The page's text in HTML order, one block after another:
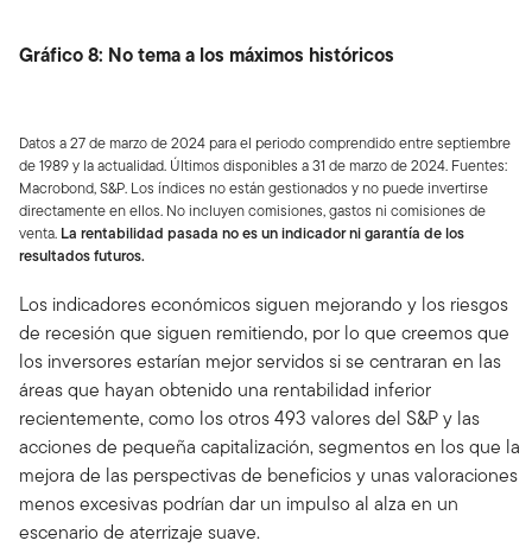
Gráfico 8: No tema a los máximos históricos
Datos a 27 de marzo de 2024 para el periodo comprendido entre septiembre
de 1989 y la actualidad. Últimos disponibles a 31 de marzo de 2024. Fuentes:
Macrobond, S&P. Los índices no están gestionados y no puede invertirse
directamente en ellos. No incluyen comisiones, gastos ni comisiones de
venta. La rentabilidad pasada no es un indicador ni garantía de los
resultados futuros.
Los indicadores económicos siguen mejorando y los riesgos
de recesión que siguen remitiendo, por lo que creemos que
los inversores estarían mejor servidos si se centraran en las
áreas que hayan obtenido una rentabilidad inferior
recientemente, como los otros 493 valores del S&P y las
acciones de pequeña capitalización, segmentos en los que la
mejora de las perspectivas de beneficios y unas valoraciones
menos excesivas podrían dar un impulso al alza en un
escenario de aterrizaje suave.